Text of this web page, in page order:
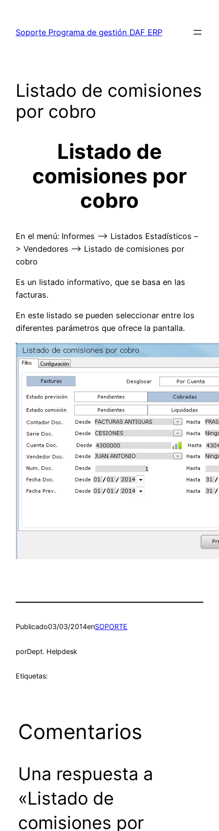
contenido
Soporte Programa de gestión DAF ERP
Listado de comisiones
por cobro
Listado de
comisiones por
cobro
En el menú: Informes –> Listados Estadísticos –
> Vendedores –> Listado de comisiones por
cobro
Es un listado informativo, que se basa en las
facturas.
En este listado se pueden seleccionar entre los
diferentes parámetros que ofrece la pantalla.
Publicado03/03/2014enSOPORTE
porDept. Helpdesk
Etiquetas:
Comentarios
Una respuesta a
«Listado de
comisiones por